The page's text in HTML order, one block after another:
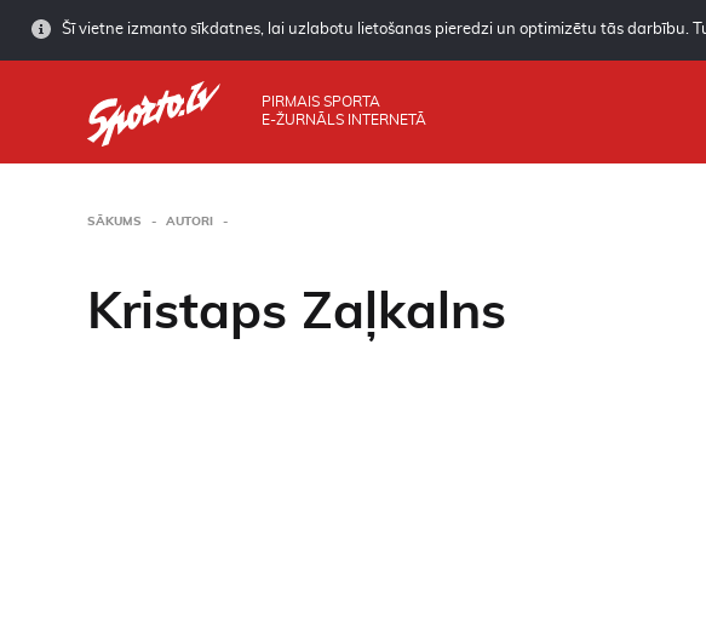
Šī vietne izmanto sīkdatnes, lai uzlabotu lietošanas pieredzi un optimizētu tās darbību.
PIRMAIS SPORTA
E-ŽURNĀLS INTERNETĀ
SĀKUMS AUTORI
Kristaps Zaļkalns